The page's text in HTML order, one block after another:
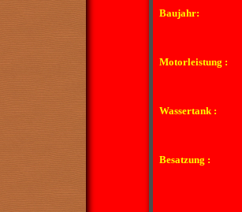
Baujahr:
Motorleistung :
Wassertank :
Besatzung :